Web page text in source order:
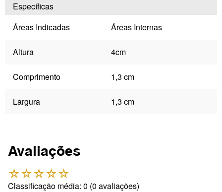
Específicas
Áreas Indicadas
Áreas Internas
Altura 4cm
Comprimento 1,3 cm
Largura 1,3 cm
Avaliações
☆☆☆☆☆
Classificação média: 0 (0 avaliações)